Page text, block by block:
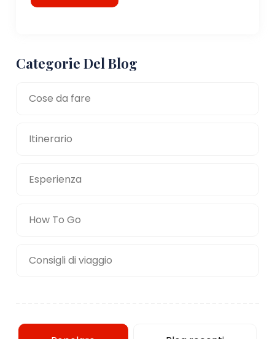
Categorie Del Blog
Cose da fare
Itinerario
Esperienza
How To Go
Consigli di viaggio